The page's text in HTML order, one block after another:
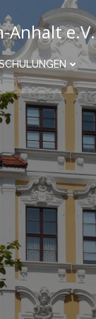
Anhalt e.V.